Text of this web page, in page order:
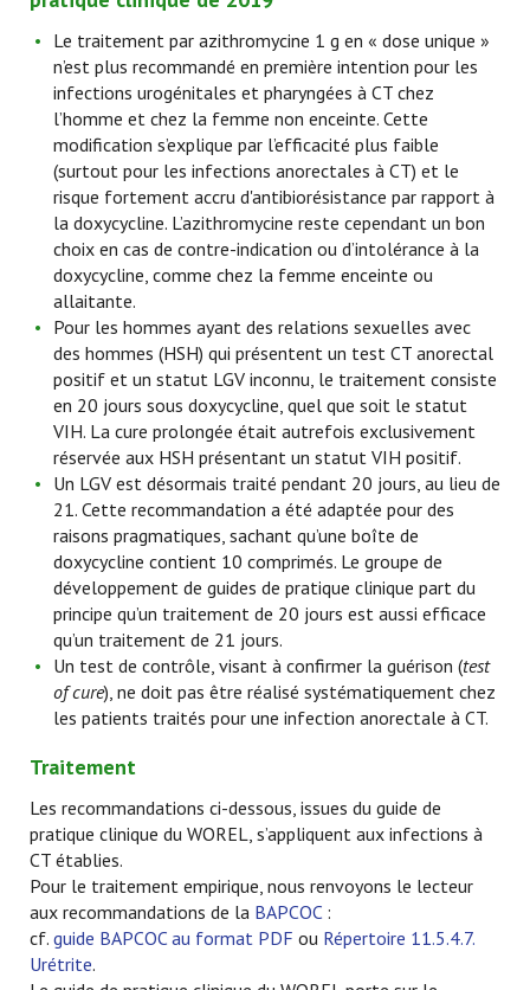
Le traitement par azithromycine 1 g en « dose unique »
n’est plus recommandé en première intention pour les
infections urogénitales et pharyngées à CT chez
l’homme et chez la femme non enceinte. Cette
modification s’explique par l’efficacité plus faible
(surtout pour les infections anorectales à CT) et le
risque fortement accru d'antibiorésistance par rapport à
la doxycycline. L’azithromycine reste cependant un bon
choix en cas de contre-indication ou d’intolérance à la
doxycycline, comme chez la femme enceinte ou
allaitante.
Pour les hommes ayant des relations sexuelles avec
des hommes (HSH) qui présentent un test CT anorectal
positif et un statut LGV inconnu, le traitement consiste
en 20 jours sous doxycycline, quel que soit le statut
VIH. La cure prolongée était autrefois exclusivement
réservée aux HSH présentant un statut VIH positif.
Un LGV est désormais traité pendant 20 jours, au lieu de
21. Cette recommandation a été adaptée pour des
raisons pragmatiques, sachant qu’une boîte de
doxycycline contient 10 comprimés. Le groupe de
développement de guides de pratique clinique part du
principe qu’un traitement de 20 jours est aussi efficace
qu’un traitement de 21 jours.
Un test de contrôle, visant à confirmer la guérison (test
of cure), ne doit pas être réalisé systématiquement chez
les patients traités pour une infection anorectale à CT.
Traitement
Les recommandations ci-dessous, issues du guide de
pratique clinique du WOREL, s’appliquent aux infections à
CT établies.
Pour le traitement empirique, nous renvoyons le lecteur
aux recommandations de la BAPCOC:
cf. guide BAPCOC au format PDF ou Répertoire 11.5.4.7.
Urétrite.